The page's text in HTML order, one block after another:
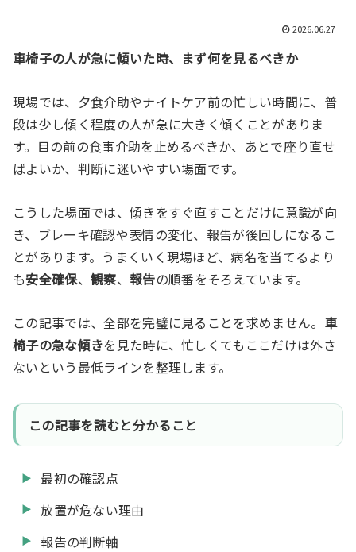
2026.06.27
車椅子の人が急に傾いた時、まず何を見るべきか
現場では、夕食介助やナイトケア前の忙しい時間に、普
段は少し傾く程度の人が急に大きく傾くことがありま
す。目の前の食事介助を止めるべきか、あとで座り直せ
ばよいか、判断に迷いやすい場面です。
こうした場面では、傾きをすぐ直すことだけに意識が向
き、ブレーキ確認や表情の変化、報告が後回しになるこ
とがあります。うまくいく現場ほど、病名を当てるより
も安全確保、 観察、 報告の順番をそろえています。
この記事では、全部を完璧に見ることを求めません。 車
椅子の急な傾きを見た時に、忙しくてもここだけは外さ
ないという最低ラインを整理します。
この記事を読むと分かること
最初の確認点
放置が危ない理由
報告の判断軸